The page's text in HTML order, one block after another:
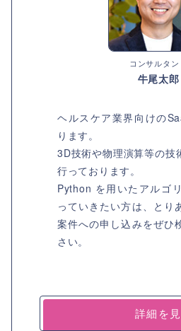
コンサルタン
牛尾太郎
ヘルスケア業界向けの
ります。
3D技術や物理演算等の技
行っております。
Python を用いたアルゴ
っていきたい方は、とり
案件への申し込みをぜひ
さい。
詳細を